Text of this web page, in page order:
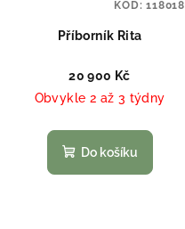
Příborník Rita
20 900 Kč
Obvykle 2 až 3 týdny
Do košíku
KÓD:118018